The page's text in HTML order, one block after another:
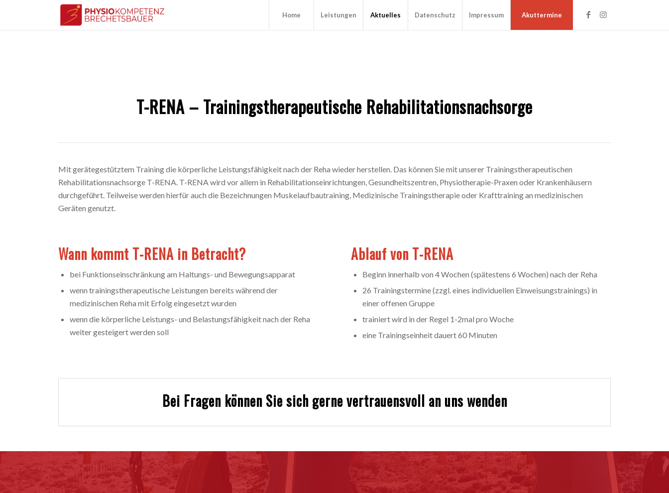
Home Leistungen Aktuelles Datenschutz Impressum Akuttermine
T-RENA – Trainingstherapeutische Rehabilitationsnachsorge
Mit gerätegestütztem Training die körperliche Leistungsfähigkeit nach der Reha wieder herstellen. Das können Sie mit unserer Trainingstherapeutischen
Rehabilitationsnachsorge T-RENA. T-RENA wird vor allem in Rehabilitationseinrichtungen, Gesundheitszentren, Physiotherapie-Praxen oder Krankenhäusern
durchgeführt. Teilweise werden hierfür auch die Bezeichnungen Muskelaufbautraining, Medizinische Trainingstherapie oder Krafttraining an medizinischen
Geräten genutzt.
Wann kommt T-RENA in Betracht?
bei Funktionseinschränkung am Haltungs- und Bewegungsapparat
wenn trainingstherapeutische Leistungen bereits während der
medizinischen Reha mit Erfolg eingesetzt wurden
wenn die körperliche Leistungs- und Belastungsfähigkeit nach der Reha
weiter gesteigert werden soll
Ablauf von T-RENA
Beginn innerhalb von 4 Wochen (spätestens 6 Wochen) nach der Reha
26 Trainingstermine (zzgl. eines individuellen Einweisungstrainings) in
einer offenen Gruppe
trainiert wird in der Regel 1-2mal pro Woche
eine Trainingseinheit dauert 60 Minuten
Bei Fragen können Sie sich gerne vertrauensvoll an uns wenden